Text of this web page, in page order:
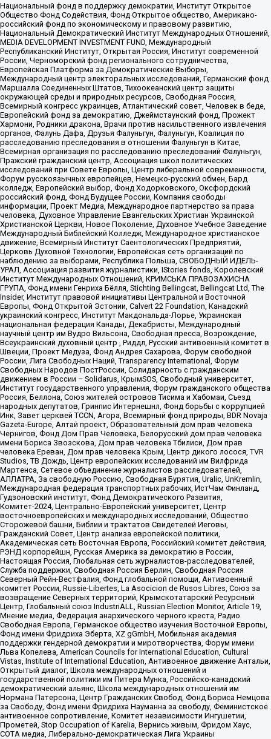
Национальный фонд в поддержку демократии, Институт Открытое
Общество Фонд Содействия, Фонд Открытое общество, Американо-
российский фонд по экономическому и правовому развитию,
Национальный Демократический Институт Международных Отношений,
MEDIA DEVELOPMENT INVESTMENT FUND, Международный
Республиканский Институт, Открытая Россия, Институт современной
России, Черноморский фонд регионального сотрудничества,
Европейская Платформа за Демократические Выборы,
Международный центр электоральных исследований, Германский фонд
Маршалла Соединенных Штатов, Тихоокеанский центр защиты
окружающей среды и природных ресурсов, Свободная Россия,
Всемирный конгресс украинцев, Атлантический совет, Человек в беде,
Европейский фонд за демократию, Джеймстаунский фонд, Прожект
Хармони, Родники дракона, Врачи против насильственного извлечения
органов, Фалунь Дафа, Друзья Фалуньгун, Фалуньгун, Коалиция по
расследованию преследования в отношении Фалуньгун в Китае,
Всемирная организация по расследованию преследований Фалуньгун,
Пражский гражданский центр, Ассоциация школ политических
исследований при Совете Европы, Центр либеральной современности,
Форум русскоязычных европейцев, Немецко-русский обмен, Бард
колледж, Европейский выбор, Фонд Ходорковского, Оксфордский
российский фонд, Фонд Будущее России, Компания свободы
информации, Проект Медиа, Международное партнерство за права
человека, Духовное Управление Евангельских Христиан Украинской
Христианской Церкви, Новое Поколение, Духовное Учебное Заведение
Международный Библейский Колледж, Международное христианское
движение, Всемирный Институт Саентологических Предприятий,
Церковь Духовной Технологии, Европейская сеть организаций по
наблюдению за выборами, Республика Польша, СВОБОДНЫЙ ИДЕЛЬ-
УРАЛ, Ассоциация развития журналистики, IStories fonds, Королевский
Институт Международных Отношений, КРИМСЬКА ПРАВОЗАХИСНА
ГРУПА, Фонд имени Генриха Бёлля, Stichting Bellingcat, Bellingcat Ltd, The
Insider, Институт правовой инициативы Центральной и Восточной
Европы, Фонд Открытой Эстонии, Calvert 22 Foundation, Канадский
украинский конгресс, Институт Макдональда-Лорье, Украинская
национальная федерация Канады, Декабристы, Международный
научный центр им Вудро Вильсона, Свободная пресса, Возрождение,
Всеукраинский духовный центр , Риддл, Русский антивоенный комитет в
Швеции, Проект Медуза, Фонд Андрея Сахарова, Форум свободной
России, Лига Свободных Наций, Transparеncy International, Форум
Свободных Народов ПостРоссии, Солидарность с гражданским
движением в России – Solidarus, КрымSOS, Свободный университет,
Институт государственного управления, Форум гражданского общества
Россия, Беллона, Союз жителей островов Тисима и Хабомаи, Съезд
народных депутатов, Гринпис Интернешнл, Фонд борьбы с коррупцией
Инк, Завет церквей TCCN, Агора, Всемирный фонд природы, BDR Novaja
Gazeta-Europe, Алтай проект, Образовательный дом прав человека
Чернигов, Фонд Дом Прав Человека, Белорусский дом прав человека
имени Бориса Звозскова, Дом прав человека Тбилиси, Дом прав
человека Ереван, Дом прав человека Крым, Центр дикого лосося, TVR
Studios, ТВ Дождь, Центр европейских исследований им Вилфрида
Мартенса, Сетевое объединение журналистов расследователей,
АЛЛАТРА, За свободную Россию, Свободная Бурятия, Uralic, UnKremlin,
Международная федерация транспортных рабочих, ИстЧам Финланд,
Гудзоновский институт, Фонд Демократического Развития,
Комитет-2024, Центрально-Европейский университет, Центр
восточноевропейских и международных исследований, Общество
Сторожевой башни, Библии и трактатов Свидетелей Иеговы,
Гражданский Совет, Центр анализа европейской политики,
Академическая сеть Восточная Европа, Российский комитет действия,
РЭНД корпорейшн, Русская Америка за демократию в России,
Настоящая Россия, Глобальная сеть журналистов-расследователей,
Служба поддержки, Свободная Россия Берлин, Свободная Россия
Северный Рейн-Вестфалия, Фонд глобальной помощи, Антивоенный
комитет России, Russie-Libertes, La Asocicion de Rusos Libres, Союз за
возвращение Северных территорий, Крымскотатарский Ресурсный
Центр, Глобальный союз IndustriALL, Russian Election Monitor, Article 19,
Мнение медиа, Федерация анархического черного креста, Радио
Свободная Европа, Германское общество изучения Восточной Европы,
Фонд имени Фридриха Эберта, XZ gGmbH, Мобильная академия
поддержки гендерной демократии и миротворчества, Форум имени
Льва Копелева, American Councils for International Education, Cultural
Vistas, Institute of International Education, Антивоенное движение Антальи,
Открытый диалог, Школа международных отношений и
государственной политики им Питера Мунка, Российско-канадский
демократический альянс, Школа международных отношений им
Нормана Патерсона, Центр Гражданских Свобод, Фонд Бориса Немцова
за Свободу, Фонд имени Фридриха Науманна за свободу, Феминистское
антивоенное сопротивление, Комитет независимости Ингушетии,
Прометей, Stop Occupation of Karelia, Вернись живым, Фридом Хаус,
СОТА медиа, Либерально-демократическая Лига Украины